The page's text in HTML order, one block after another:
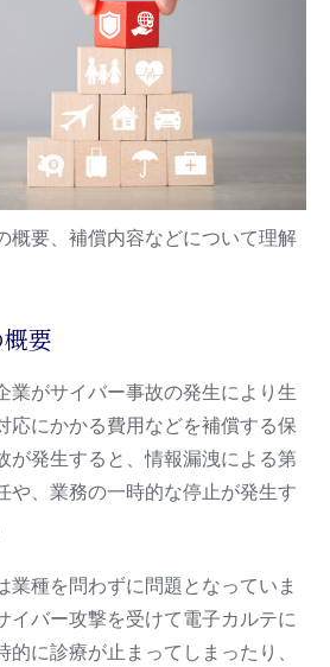
概要、補償内容などについて理解
要
業がサイバー事故の発生により生
応にかかる費用などを補償する保
が発生すると、情報漏洩による第
や、業務の一時的な停止が発生す
業種を問わずに問題となっていま
イバー攻撃を受けて電子カルテに
的に診療が止まってしまったり、